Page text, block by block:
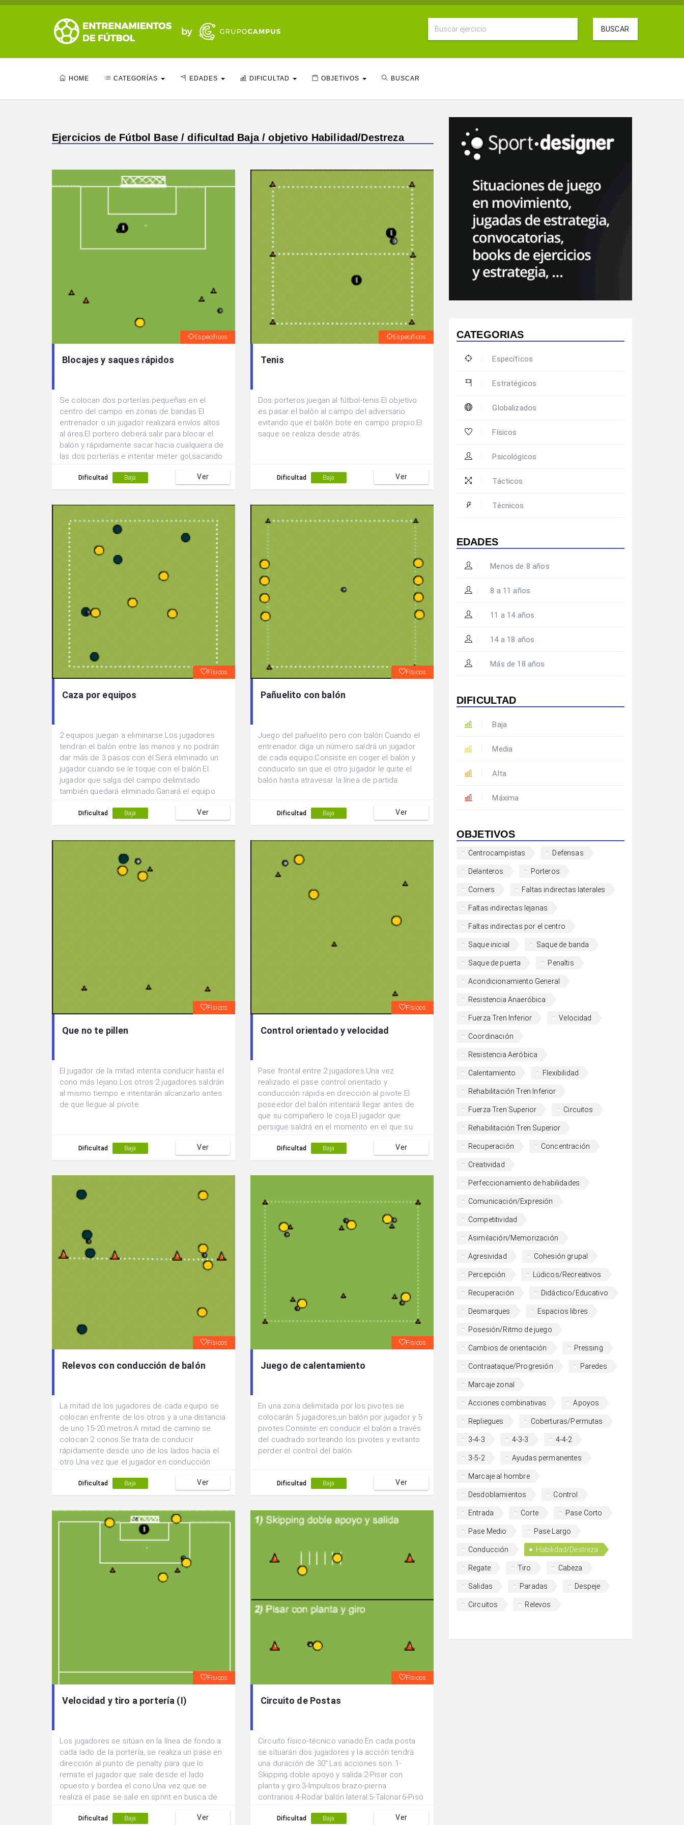
BUSCAR
HOME CATEGORÍAS EDADES DIFICULTAD OBJETIVOS BUSCAR
Ejercicios de Fútbol Base / dificultad Baja / objetivo Habilidad/Destreza
Específicos
Blocajes y saques rápidos
Se colocan dos porterías pequeñas en el
centro del campo en zonas de bandas.El
entrenador o un jugador realizará envíos altos
al área.El portero deberá salir para blocar el
balón y rápidamente sacar hacia cualquiera de
las dos porterías e intentar meter gol,sacando
Dificultad Baja Ver
Específicos
Tenis
Dos porteros juegan al fútbol-tenis.El objetivo
es pasar el balón al campo del adversario
evitando que el balón bote en campo propio.El
saque se realiza desde atrás.
Dificultad Baja Ver
Físicos
Caza por equipos
2 equipos juegan a eliminarse.Los jugadores
tendrán el balón entre las manos y no podrán
dar más de 3 pasos con él.Será eliminado un
jugador cuando se le toque con el balón.El
jugador que salga del campo delimitado
también quedará eliminado.Ganará el equipo
los jugadores del equipo contrario.
Dificultad Baja Ver
Físicos
Pañuelito con balón
Juego del pañuelito pero con balón.Cuando el
entrenador diga un número saldrá un jugador
de cada equipo.Consiste en coger el balón y
conducirlo sin que el otro jugador le quite el
balón hasta atravesar la línea de partida.
Dificultad Baja Ver
Físicos
Que no te pillen
El jugador de la mitad intenta conducir hasta el
cono más lejano.Los otros 2 jugadores saldrán
al mismo tiempo e intentarán alcanzarlo antes
de que llegue al pivote.
Dificultad Baja Ver
Físicos
Control orientado y velocidad
Pase frontal entre 2 jugadores.Una vez
realizado el pase control orientado y
conducción rápida en dirección al pivote.El
poseedor del balón intentará llegar antes de
que su compañero le coja.El jugador que
persigue saldrá en el momento en el que su
Dificultad Baja Ver
Físicos
Relevos con conducción de balón
La mitad de los jugadores de cada equipo se
colocan enfrente de los otros y a una distancia
de uno 15-20 metros.A mitad de camino se
colocan 2 conos.Se trata de conducir
rápidamente desde uno de los lados hacia el
otro.Una vez que el jugador en conducción
salir el siguiente jugador.Ganará el equipo cuyo
último hombre cruce antes la línea de meta.
Dificultad Baja Ver
Físicos
Juego de calentamiento
En una zona delimitada por los pivotes se
colocarán 5 jugadores,un balón por jugador y 5
pivotes.Consiste en conducir el balón a través
del cuadrado sorteando los pivotes y evitanto
perder el control del balón.
Dificultad Baja Ver
Físicos
Velocidad y tiro a portería (I)
Los jugadores se sitúan en la línea de fondo a
cada lado de la portería, se realiza un pase en
dirección al punto de penalty para que lo
remate el jugador que sale desde el lado
opuesto y bordea el cono.Una vez que se
realiza el pase se sale en sprint en busca de
compañero.Después de tirar se cambia de
Dificultad Baja Ver
Físicos
Circuito de Postas
Circuito físico-técnico variado.En cada posta
se situarán dos jugadores y la acción tendrá
una duración de 30".Las acciones son:.1-
Skipping doble apoyo y salida.2-Pisar con
planta y giro.3-Impulsos brazo-pierna
contrarios.4-Rodar balón lateral.5-Talonar.6-Piso
apoyo y salida.8-Paso por encima y giro.9-
Dificultad Baja Ver
CATEGORIAS
Específicos
Estratégicos
Globalizados
Físicos
Psicológicos
Tácticos
Técnicos
EDADES
Menos de 8 años
8 a 11 años
11 a 14 años
14 a 18 años
Más de 18 años
DIFICULTAD
Baja
Media
Alta
Máxima
OBJETIVOS
Centrocampistas Defensas
Delanteros Porteros
Corners Faltas indirectas laterales
Faltas indirectas lejanas
Faltas indirectas por el centro
Saque inicial Saque de banda
Saque de puerta Penaltis
Acondicionamiento General
Resistencia Anaeróbica
Fuerza Tren Inferior Velocidad
Coordinación
Resistencia Aeróbica
Calentamiento Flexibilidad
Rehabilitación Tren Inferior
Fuerza Tren Superior Circuitos
Rehabilitación Tren Superior
Recuperación Concentración
Creatividad
Perfeccionamiento de habilidades
Comunicación/Expresión
Competitividad
Asimilación/Memorización
Agresividad Cohesión grupal
Percepción Lúdicos/Recreativos
Recuperación Didáctico/Educativo
Desmarques Espacios libres
Posesión/Ritmo de juego
Cambios de orientación Pressing
Contraataque/Progresión Paredes
Marcaje zonal
Acciones combinativas Apoyos
Repliegues Coberturas/Permutas
3-4-3 4-3-3 4-4-2
3-5-2 Ayudas permanentes
Marcaje al hombre
Desdoblamientos Control
Entrada Corte Pase Corto
Pase Medio Pase Largo
Conducción Habilidad/Destreza
Regate Tiro Cabeza
Salidas Paradas Despeje
Circuitos Relevos